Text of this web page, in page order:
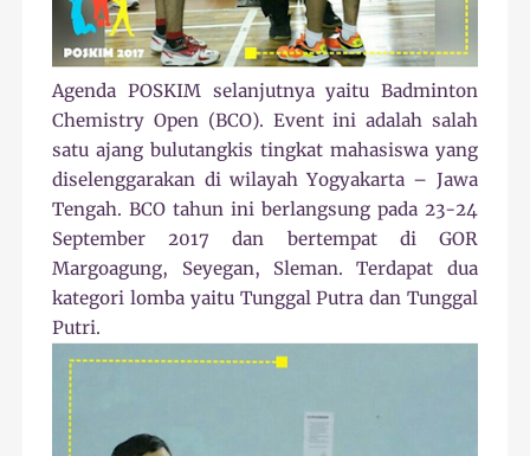
Agenda POSKIM selanjutnya yaitu Badminton
Chemistry Open (BCO). Event ini adalah salah
satu ajang bulutangkis tingkat mahasiswa yang
diselenggarakan di wilayah Yogyakarta – Jawa
Tengah. BCO tahun ini berlangsung pada 23-24
September 2017 dan bertempat di GOR
Margoagung, Seyegan, Sleman. Terdapat dua
kategori lomba yaitu Tunggal Putra dan Tunggal
Putri.